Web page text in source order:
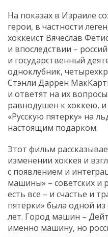
На показах в Израиле
герои, в частности
хоккеист Вячеслав
и впоследствии –
и государственный
одноклубник,
Стэнли Даррен
и ответят на их
равнодушен к хоккею,
«Русскую пятерку» на
настоящим подарком.
Этот фильм
изменении хоккея и
с появлением и
машины» – советских и
есть все – и счастье и
пятерки» была одной
лет. Город машин –
именно машину, но